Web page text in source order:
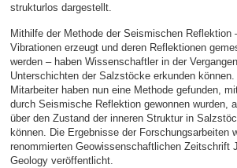
strukturlos dargestellt.
Mithilfe der Methode der Seismischen Reflektion
Vibrationen erzeugt und deren Reflektionen
werden – haben Wissenschaftler in der
Unterschichten der Salzstöcke erkunden
Mitarbeiter haben nun eine Methode gefunden,
durch Seismische Reflektion gewonnen wurden,
über den Zustand der inneren Struktur in
können. Die Ergebnisse der Forschungsarbeiten
renommierten Geowissenschaftlichen Zeitschrift
Geology veröffentlicht.